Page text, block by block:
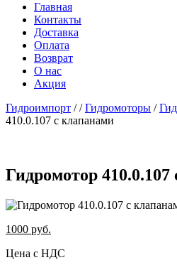
Главная
Контакты
Доставка
Оплата
Возврат
О нас
Акция
Гидроимпорт //Гидромоторы /
410.0.107 с клапанами
Гидромотор
1000 руб.
Цена с НДС